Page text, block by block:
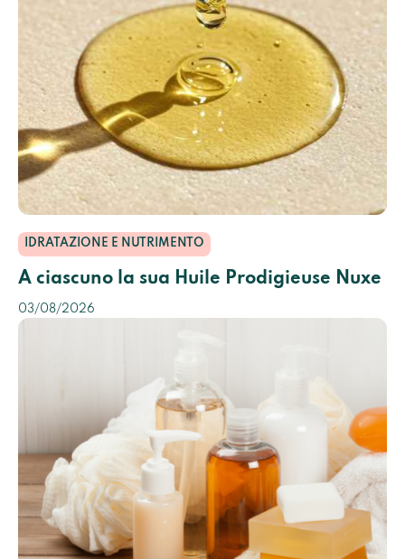
IDRATAZIONE E NUTRIMENTO
A ciascuno la sua Huile Prodigieuse Nuxe
03/08/2026